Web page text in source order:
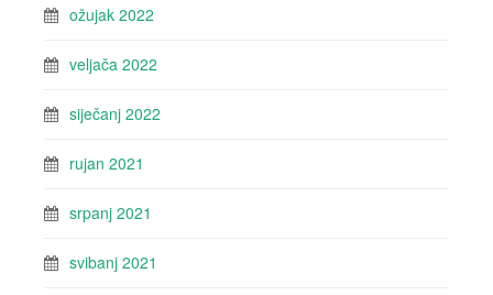
ožujak 2022
veljača 2022
siječanj 2022
rujan 2021
srpanj 2021
svibanj 2021